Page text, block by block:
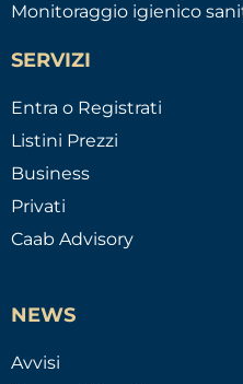
Monitoraggio igienico
SERVIZI
Entra o Registrati
Listini Prezzi
Business
Privati
Caab Advisory
NEWS
Avvisi